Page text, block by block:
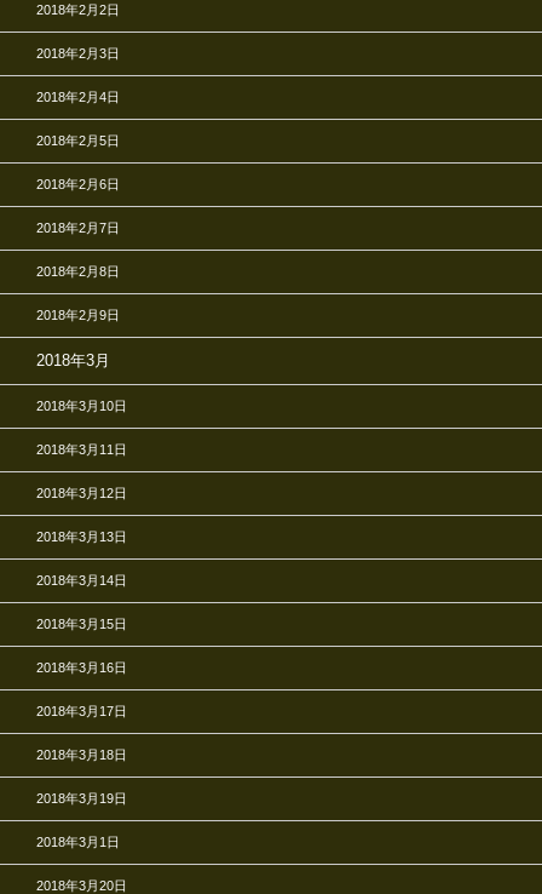
2018年2月2日
2018年2月3日
2018年2月4日
2018年2月5日
2018年2月6日
2018年2月7日
2018年2月8日
2018年2月9日
2018年3月
2018年3月10日
2018年3月11日
2018年3月12日
2018年3月13日
2018年3月14日
2018年3月15日
2018年3月16日
2018年3月17日
2018年3月18日
2018年3月19日
2018年3月1日
2018年3月20日